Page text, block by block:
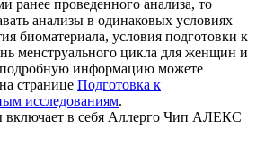
ранее проведенного анализа, то
анализы в одинаковых условиях
биоматериала, условия подготовки к
менструального цикла для женщин и
подробную информацию можете
странице Подготовка к
исследованиям.
включает в себя Аллерго Чип АЛЕКС